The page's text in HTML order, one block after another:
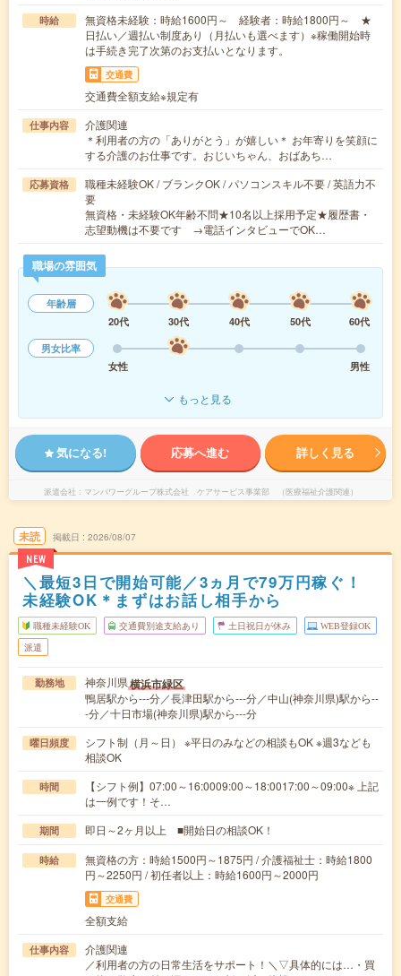
時給
無資格未経験：時給1600円～ 経験者：時給1800円～ ★
日払い／週払い制度あり（月払いも選べます）※稼働開始時
は手続き完了次第のお支払いとなります。
交通費
交通費全額支給※規定有
仕事内容
介護関連
＊利用者の方の「ありがとう」が嬉しい＊ お年寄りを笑顔に
する介護のお仕事です。おじいちゃん、おばあち…
応募資格
職種未経験OK / ブランクOK / パソコンスキル不要 / 英語力不
要
無資格・未経験OK年齢不問★10名以上採用予定★履歴書・
志望動機は不要です →電話インタビューでOK…
職場の雰囲気
年齢層
20代
30代 40代 50代
60代
男女比率
女性
男性
もっと見る
気になる! 応募へ進む 詳しく見る
派遣会社 マンパワーグループ株式会社 ケアサービス事業部 （医療福祉介護関連）
未読
NEW
掲載日 2026/08/07
＼最短3日で開始可能／3ヵ月で79万円稼ぐ！
未経験OK＊まずはお話し相手から
職種未経験OK 交通費別途支給あり 土日祝日が休み WEB登録OK
派遣
勤務地 神奈川県横浜市緑区
鴨居駅から---分／長津田駅から---分／中山(神奈川県)駅から--
-分／十日市場(神奈川県)駅から---分
曜日頻度
シフト制（月～日） ※平日のみなどの相談もOK ※週3なども
相談OK
時間
【シフト例】07:00～16:0009:00～18:0017:00～09:00※ 上記
は一例です！そ…
期間 即日～2ヶ月以上 ■開始日の相談OK！
時給
無資格の方：時給1500円～1875円 / 介護福祉士：時給1800
円～2250円 / 初任者以上：時給1600円～2000円
交通費
全額支給
仕事内容
介護関連
／利用者の方の日常生活をサポート！＼▽具体的には…・買